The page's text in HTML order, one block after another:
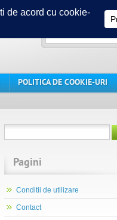
POLITICA DE COOKIE-URI
Pagini
Conditii de utilizare
Contact